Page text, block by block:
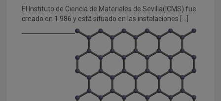
El Instituto de Ciencia de Materiales de Sevilla(ICMS) fue
creado en 1.986 y está situado en las instalaciones […]